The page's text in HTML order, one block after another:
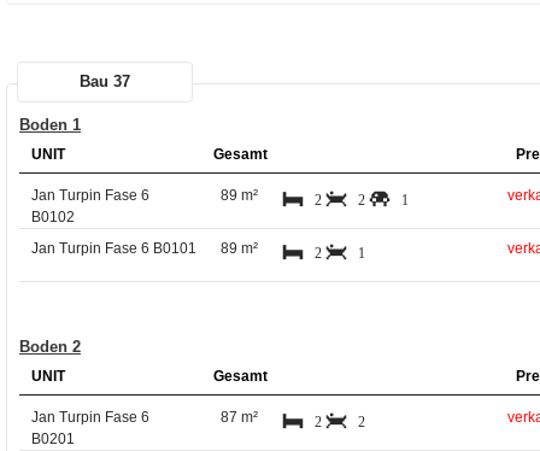
Bau 37
Boden 1
UNIT Gesamt
Jan Turpin Fase 6
B0102
89 m² 2 2 1
Jan Turpin Fase 6 B0101 89 m² 2 1
Boden 2
UNIT Gesamt
Jan Turpin Fase 6
B0201
87 m² 2 2